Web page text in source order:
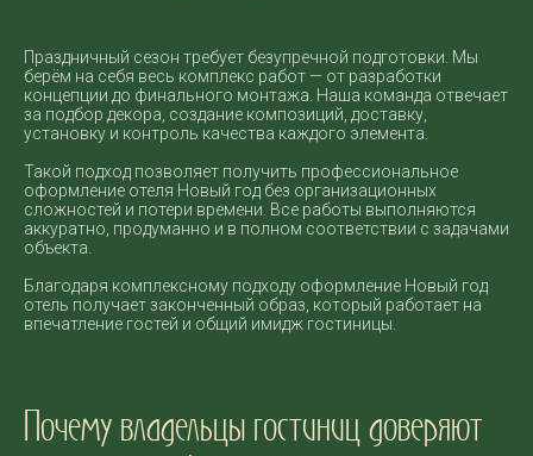
Праздничный сезон требует безупречной подготовки. Мы
берём на себя весь комплекс работ — от разработки
концепции до финального монтажа. Наша команда отвечает
за подбор декора, создание композиций, доставку,
установку и контроль качества каждого элемента.
Такой подход позволяет получить профессиональное
оформление отеля Новый год без организационных
сложностей и потери времени. Все работы выполняются
аккуратно, продуманно и в полном соответствии с задачами
объекта.
Благодаря комплексному подходу оформление Новый год
отель получает законченный образ, который работает на
впечатление гостей и общий имидж гостиницы.
Почему владельцы гостиниц доверяют